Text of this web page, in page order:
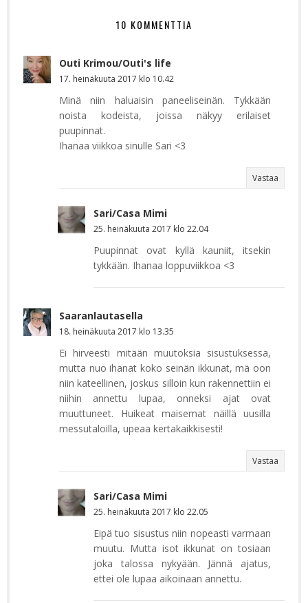
10 KOMMENTTIA
Outi Krimou/Outi's life
17. heinäkuuta 2017 klo 10.42
Minä niin haluaisin paneeliseinän. Tykkään
noista kodeista, joissa näkyy erilaiset
puupinnat.
Ihanaa viikkoa sinulle Sari <3
Vastaa
Sari/Casa Mimi
25. heinäkuuta 2017 klo 22.04
Puupinnat ovat kyllä kauniit, itsekin
tykkään. Ihanaa loppuviikkoa <3
Saaranlautasella
18. heinäkuuta 2017 klo 13.35
Ei hirveesti mitään muutoksia sisustuksessa,
mutta nuo ihanat koko seinän ikkunat, mä oon
niin kateellinen, joskus silloin kun rakennettiin ei
niihin annettu lupaa, onneksi ajat ovat
muuttuneet. Huikeat maisemat näillä uusilla
messutaloilla, upeaa kertakaikkisesti!
Vastaa
Sari/Casa Mimi
25. heinäkuuta 2017 klo 22.05
Eipä tuo sisustus niin nopeasti varmaan
muutu. Mutta isot ikkunat on tosiaan
joka talossa nykyään. Jännä ajatus,
ettei ole lupaa aikoinaan annettu.